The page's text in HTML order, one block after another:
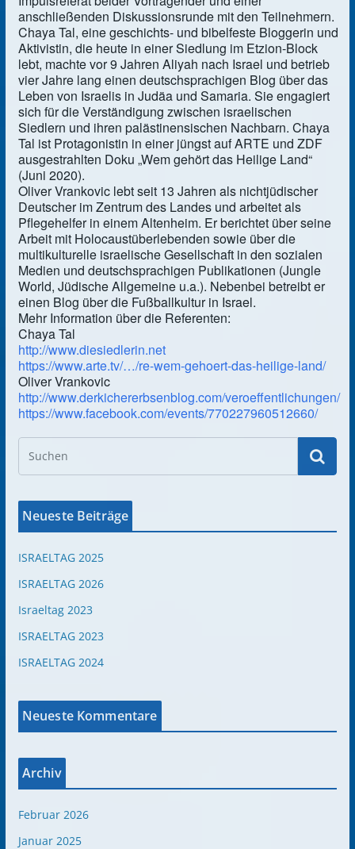
anschließenden Diskussionsrunde mit den Teilnehmern.
Chaya Tal, eine geschichts- und bibelfeste Bloggerin und
Aktivistin, die heute in einer Siedlung im Etzion-Block
lebt, machte vor 9 Jahren Aliyah nach Israel und betrieb
vier Jahre lang einen deutschsprachigen Blog über das
Leben von Israelis in Judäa und Samaria. Sie engagiert
sich für die Verständigung zwischen israelischen
Siedlern und ihren palästinensischen Nachbarn. Chaya
Tal ist Protagonistin in einer jüngst auf ARTE und ZDF
ausgestrahlten Doku „Wem gehört das Heilige Land“
(Juni 2020).
Oliver Vrankovic lebt seit 13 Jahren als nichtjüdischer
Deutscher im Zentrum des Landes und arbeitet als
Pflegehelfer in einem Altenheim. Er berichtet über seine
Arbeit mit Holocaustüberlebenden sowie über die
multikulturelle israelische Gesellschaft in den sozialen
Medien und deutschsprachigen Publikationen (Jungle
World, Jüdische Allgemeine u.a.). Nebenbei betreibt er
einen Blog über die Fußballkultur in Israel.
Mehr Information über die Referenten:
Chaya Tal
http://www.diesiedlerin.net
https://www.arte.tv/…/re-wem-gehoert-das-heilige-land/
Oliver Vrankovic
http://www.derkichererbsenblog.com/veroeffentlichungen/
https://www.facebook.com/events/770227960512660/
Neueste Beiträge
ISRAELTAG 2025
ISRAELTAG 2026
Israeltag 2023
ISRAELTAG 2023
ISRAELTAG 2024
Neueste Kommentare
Archiv
Februar 2026
Januar 2025